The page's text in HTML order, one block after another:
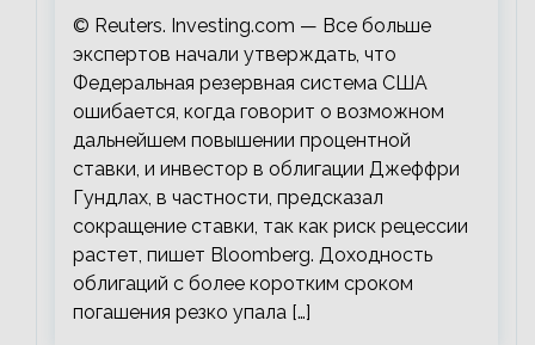
© Reuters. Investing.com — Все больше
экспертов начали утверждать, что
Федеральная резервная система США
ошибается, когда говорит о возможном
дальнейшем повышении процентной
ставки, и инвестор в облигации Джеффри
Гундлах, в частности, предсказал
сокращение ставки, так как риск рецессии
растет, пишет Bloomberg. Доходность
облигаций с более коротким сроком
погашения резко упала […]